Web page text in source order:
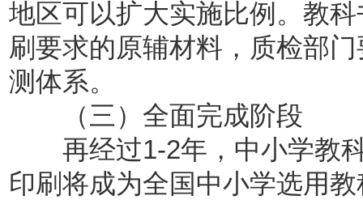
地区可以扩大实施比例。教
刷要求的原辅材料，质检部
测体系。
（三）全面完成阶段
再经过1-2年，中小学教科
印刷将成为全国中小学选用